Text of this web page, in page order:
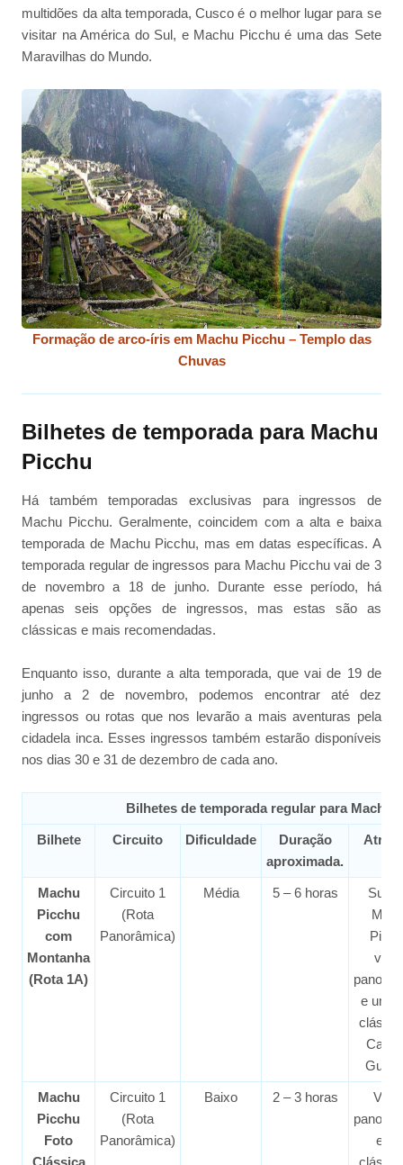
multidões da alta temporada, Cusco é o melhor lugar para se
visitar na América do Sul, e Machu Picchu é uma das Sete
Maravilhas do Mundo.
Formação de arco-íris em Machu Picchu – Templo das
Chuvas
Bilhetes de temporada para Machu
Picchu
Há também temporadas exclusivas para ingressos de
Machu Picchu. Geralmente, coincidem com a alta e baixa
temporada de Machu Picchu, mas em datas específicas. A
temporada regular de ingressos para Machu Picchu vai de 3
de novembro a 18 de junho. Durante esse período, há
apenas seis opções de ingressos, mas estas são as
clássicas e mais recomendadas.
Enquanto isso, durante a alta temporada, que vai de 19 de
junho a 2 de novembro, podemos encontrar até dez
ingressos ou rotas que nos levarão a mais aventuras pela
cidadela inca. Esses ingressos também estarão disponíveis
nos dias 30 e 31 de dezembro de cada ano.
Bilhetes de temporada regular para Machu
Bilhete Circuito Dificuldade
Duração
aproximada.
Machu
Picchu
com
Montanha
(Rota 1A)
Circuito 1
(Rota
Panorâmica)
Média 5 – 6 horas
e uma
Casa
Machu
Picchu
Foto
Circuito 1
(Rota
Panorâmica)
Baixo 2 – 3 horas
e